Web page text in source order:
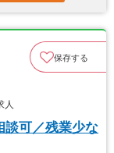
保存する
人
談可／残業少な